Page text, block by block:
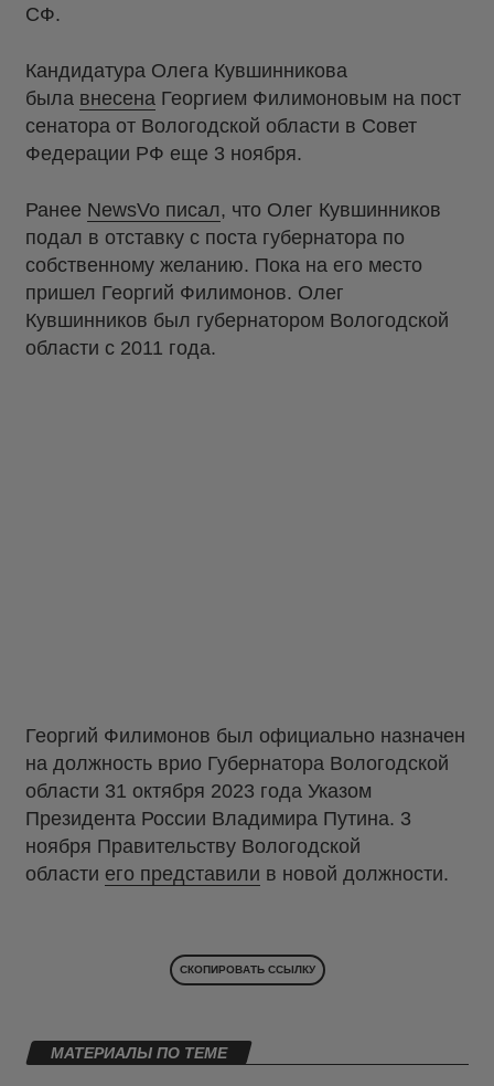
СФ.
Кандидатура Олега Кувшинникова
была внесена Георгием Филимоновым на пост
сенатора от Вологодской области в Совет
Федерации РФ еще 3 ноября.
Ранее NewsVo писал, что Олег Кувшинников
подал в отставку с поста губернатора по
собственному желанию. Пока на его место
пришел Георгий Филимонов. Олег
Кувшинников был губернатором Вологодской
области с 2011 года.
Георгий Филимонов был официально назначен
на должность врио Губернатора Вологодской
области 31 октября 2023 года Указом
Президента России Владимира Путина. 3
ноября Правительству Вологодской
области его представили в новой должности.
СКОПИРОВАТЬ ССЫЛКУ
МАТЕРИАЛЫ ПО ТЕМЕ